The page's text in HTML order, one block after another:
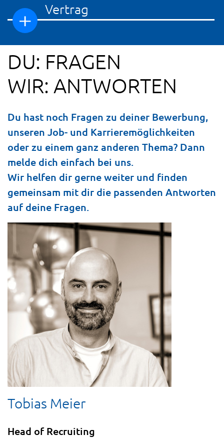
Vertrag
DU: FRAGEN
WIR: ANTWORTEN
Du hast noch Fragen zu deiner Bewerbung,
unseren Job- und Karrieremöglichkeiten
oder zu einem ganz anderen Thema? Dann
melde dich einfach bei uns.
Wir helfen dir gerne weiter und finden
gemeinsam mit dir die passenden Antworten
auf deine Fragen.
Tobias Meier
Head of Recruiting